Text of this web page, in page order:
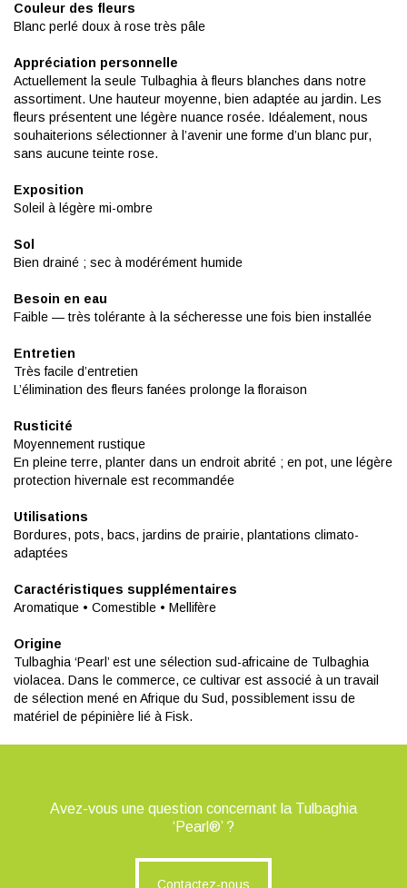
Couleur des fleurs
Blanc perlé doux à rose très pâle
Appréciation personnelle
Actuellement la seule Tulbaghia à fleurs blanches dans notre
assortiment. Une hauteur moyenne, bien adaptée au jardin. Les
fleurs présentent une légère nuance rosée. Idéalement, nous
souhaiterions sélectionner à l’avenir une forme d’un blanc pur,
sans aucune teinte rose.
Exposition
Soleil à légère mi-ombre
Sol
Bien drainé ; sec à modérément humide
Besoin en eau
Faible — très tolérante à la sécheresse une fois bien installée
Entretien
Très facile d’entretien
L’élimination des fleurs fanées prolonge la floraison
Rusticité
Moyennement rustique
En pleine terre, planter dans un endroit abrité ; en pot, une légère
protection hivernale est recommandée
Utilisations
Bordures, pots, bacs, jardins de prairie, plantations climato-
adaptées
Caractéristiques supplémentaires
Aromatique • Comestible • Mellifère
Origine
Tulbaghia ‘Pearl’ est une sélection sud-africaine de Tulbaghia
violacea. Dans le commerce, ce cultivar est associé à un travail
de sélection mené en Afrique du Sud, possiblement issu de
matériel de pépinière lié à Fisk.
Avez-vous une question concernant la Tulbaghia
‘Pearl®’ ?
Contactez-nous